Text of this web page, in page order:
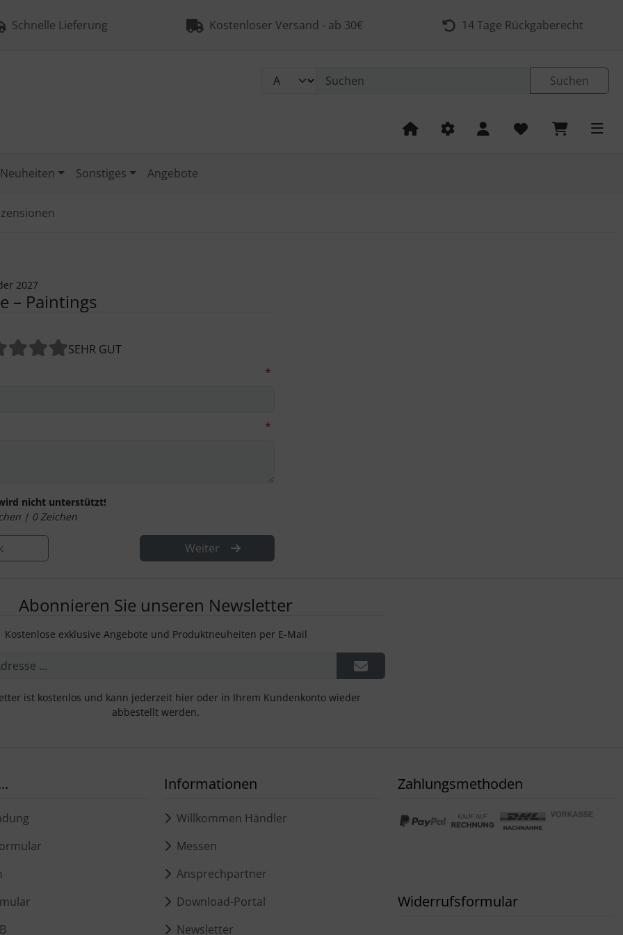
Schnelle Lieferung Kostenloser Versand - ab 30€ 14 Tage Rückgaberecht
Suchen
Neuheiten Sonstiges Angebote
2027
– Paintings
SEHR GUT
*
*
nicht unterstützt!
| 0Zeichen
Weiter
Abonnieren Sie unseren Newsletter
Kostenlose exklusive Angebote und Produktneuheiten per E-Mail
ist kostenlos und kann jederzeit hier oder in Ihrem Kundenkonto wieder
abbestellt werden.
Informationen
Willkommen Händler
Messen
Ansprechpartner
Download-Portal
Newsletter
Zahlungsmethoden
Widerrufsformular